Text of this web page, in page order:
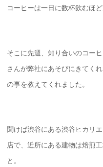
コーヒーは一日に数杯飲むほ
そこに先週、知り合いのコー
さんが弊社にあそびにきてく
の事を教えてくれました。
聞けば渋谷にある渋谷ヒカリ
店で、近所にある建物は焙煎
と。